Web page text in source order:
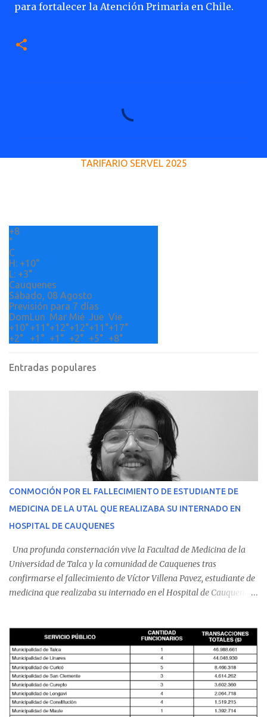
para fortalecer la Atención Primaria en Chile.
i
s
TARIFARIO SERVEL 2025
+8
°
C
H: +10°
L: +3°
Cauquenes
Sábado, 08 Agosto
Previsión para 7 días
DomLun Mar Mié Jue Vie
+10°+11°+12°+12°+11°+17°
+2° +1° +1° +2° +5° +8°
Entradas populares
CONMOCIÓN POR EL FALLECIMIENTO DE ESTUDIANTE DE
MEDICINA DE LA UTAL QUE REALIZABA SU INTERNADO EN
HOSPITAL DE CAUQUENES
Una profunda consternación vive la Facultad de Medicina de la
Universidad de Talca y la comunidad de Cauquenes tras
confirmarse el fallecimiento de Víctor Villena Pavez, estudiante de
medicina que realizaba su internado en el Hospital de Cauquenes.
malestares físicos. Dada la complejidad de su estado de salud, el
equipo médico determinó su traslado de urgencia al Hospital
Regional de Talca y dado la urgencia la ambulancia partió hacia
Talca con escolta de Carabineros. En medio del traslado, el
estudiante de medicina de 25 años, se agravó y pese a los esfuerzos
del personal de emergencia terminó falleciendo, sin alcanzar a